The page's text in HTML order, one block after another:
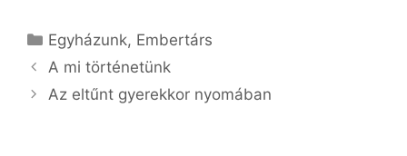
Kategória
Egyházunk, Embertárs
A mi történetünk
Az eltűnt gyerekkor nyomában